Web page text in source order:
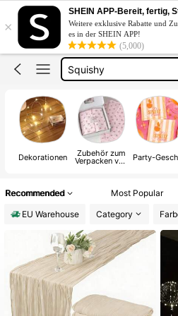
×
SHEIN APP-Bereit, fertig,
Weitere exklusive Rabatte und
es in der SHEIN APP!
(5,000)
Squishies
Geburtstag Deko
Squishy
Hochzeit Dekoration
Squishies
Dekorationen Zubehör zum
Verpacken von Party-
Recommended Most Popular
EU Warehouse
Category